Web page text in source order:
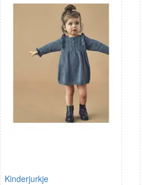
Kinderjurkje